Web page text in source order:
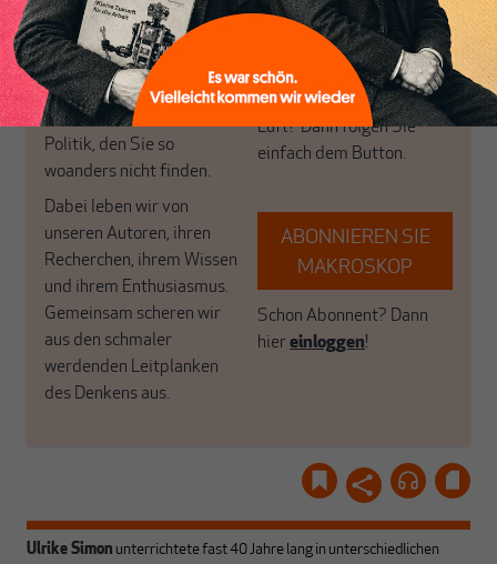
in Deutschland einzigartig.
MAKROSKOP steht für
das große Ganze. Wir
haben einen Blick auf
Geld, Wirtschaft und
Politik, den Sie so
woanders nicht finden.
Dabei leben wir von
unseren Autoren, ihren
Recherchen, ihrem Wissen
und ihrem Enthusiasmus.
Gemeinsam scheren wir
aus den schmaler
werdenden Leitplanken
des Denkens aus.
bringen frische Luft in die
engen und verstaubten
Debattenräume.
Brauchen Sie auch frische
Luft? Dann folgen Sie
einfach dem Button.
ABONNIEREN SIE
MAKROSKOP
Schon Abonnent? Dann
hiereinloggen!
Ulrike Simon unterrichtete fast 40 Jahre lang in unterschiedlichen